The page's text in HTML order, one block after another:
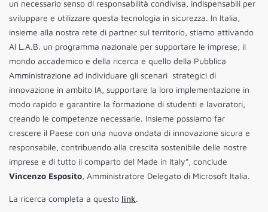
un necessario senso di responsabilità condivisa, indispensabili per
sviluppare e utilizzare questa tecnologia in sicurezza. In Italia,
insieme alla nostra rete di partner sul territorio, stiamo attivando
AI L.A.B. un programma nazionale per supportare le imprese, il
mondo accademico e della ricerca e quello della Pubblica
Amministrazione ad individuare gli scenari strategici di
innovazione in ambito IA, supportare la loro implementazione in
modo rapido e garantire la formazione di studenti e lavoratori,
creando le competenze necessarie. Insieme possiamo far
crescere il Paese con una nuova ondata di innovazione sicura e
responsabile, contribuendo alla crescita sostenibile delle nostre
imprese e di tutto il comparto del Made in Italy”, conclude
Vincenzo Esposito, Amministratore Delegato di Microsoft Italia.
La ricerca completa a questo link.